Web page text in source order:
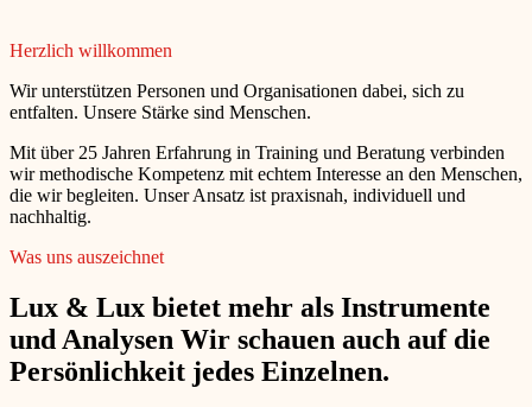
Herzlich willkommen
Wir unterstützen Personen und Organisationen dabei, sich zu
entfalten. Unsere Stärke sind Menschen.
Mit über 25 Jahren Erfahrung in Training und Beratung verbinden
wir methodische Kompetenz mit echtem Interesse an den Menschen,
die wir begleiten. Unser Ansatz ist praxisnah, individuell und
nachhaltig.
Was uns auszeichnet
Lux & Lux bietet mehr als Instrumente
und Analysen Wir schauen auch auf die
Persönlichkeit jedes Einzelnen.